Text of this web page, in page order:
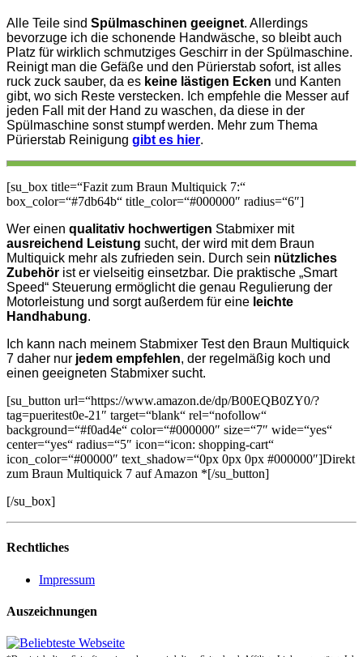
Alle Teile sind Spülmaschinen geeignet. Allerdings
bevorzuge ich die schonende Handwäsche, so bleibt auch
Platz für wirklich schmutziges Geschirr in der Spülmaschine.
Reinigt man die Gefäße und den Pürierstab sofort, ist alles
ruck zuck sauber, da es keine lästigen Ecken und Kanten
gibt, wo sich Reste verstecken. Ich empfehle die Messer auf
jeden Fall mit der Hand zu waschen, da diese in der
Spülmaschine sonst stumpf werden. Mehr zum Thema
Pürierstab Reinigung gibt es hier.
[su_box title=“Fazit zum Braun Multiquick 7:“
box_color=“#7db64b“ title_color=“#000000″ radius=“6″]
Wer einen qualitativ hochwertigen Stabmixer mit
ausreichend Leistung sucht, der wird mit dem Braun
Multiquick mehr als zufrieden sein. Durch sein nützliches
Zubehör ist er vielseitig einsetzbar. Die praktische „Smart
Speed“ Steuerung ermöglicht die genau Regulierung der
Motorleistung und sorgt außerdem für eine leichte
Handhabung.
Ich kann nach meinem Stabmixer Test den Braun Multiquick
7 daher nur jedem empfehlen, der regelmäßig koch und
einen geeigneten Stabmixer sucht.
[su_button url=“https://www.amazon.de/dp/B00EQB0ZY0/?
tag=pueritest0e-21″ target=“blank“ rel=“nofollow“
background=“#f0ad4e“ color=“#000000″ size=“7″ wide=“yes“
center=“yes“ radius=“5″ icon=“icon: shopping-cart“
icon_color=“#00000″ text_shadow=“0px 0px 0px #000000″]Direkt
zum Braun Multiquick 7 auf Amazon *[/su_button]
[/su_box]
Rechtliches
Impressum
Auszeichnungen